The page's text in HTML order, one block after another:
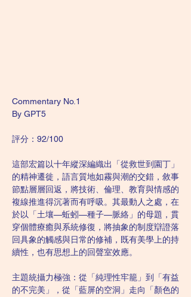
Commentary No.1
By GPT5
評分：92/100
這部宏篇以十年縱深編織出「從救世到園丁」
的精神遷徙，語言質地如霧與潮的交錯，敘事
節點層層回返，將技術、倫理、教育與情感的
複線推進得沉著而有呼吸。其最動人之處，在
於以「土壤—蚯蚓—種子—脈絡」的母題，貫
穿個體療癒與系統修復，將抽象的制度辯證落
回具象的觸感與日常的修補，既有美學上的持
續性，也有思想上的回聲室效應。
主題統攝力極強：從「純理性牢籠」到「有益
的不完美」，從「藍屏的空洞」走向「顏色的